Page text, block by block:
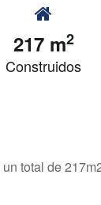
217 m2
Construidos
total de